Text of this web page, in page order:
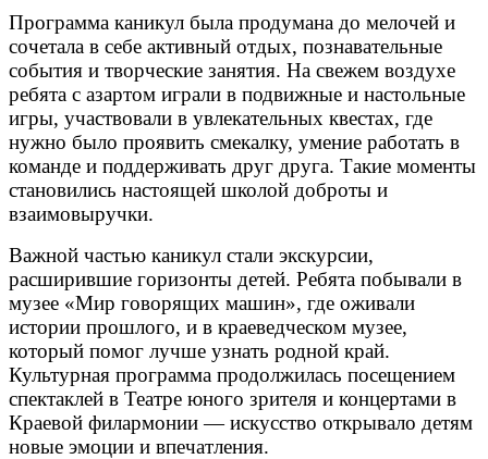
Программа каникул была продумана до мелочей и
сочетала в себе активный отдых, познавательные
события и творческие занятия. На свежем воздухе
ребята с азартом играли в подвижные и настольные
игры, участвовали в увлекательных квестах, где
нужно было проявить смекалку, умение работать в
команде и поддерживать друг друга. Такие моменты
становились настоящей школой доброты и
взаимовыручки.
Важной частью каникул стали экскурсии,
расширившие горизонты детей. Ребята побывали в
музее «Мир говорящих машин», где оживали
истории прошлого, и в краеведческом музее,
который помог лучше узнать родной край.
Культурная программа продолжилась посещением
спектаклей в Театре юного зрителя и концертами в
Краевой филармонии — искусство открывало детям
новые эмоции и впечатления.